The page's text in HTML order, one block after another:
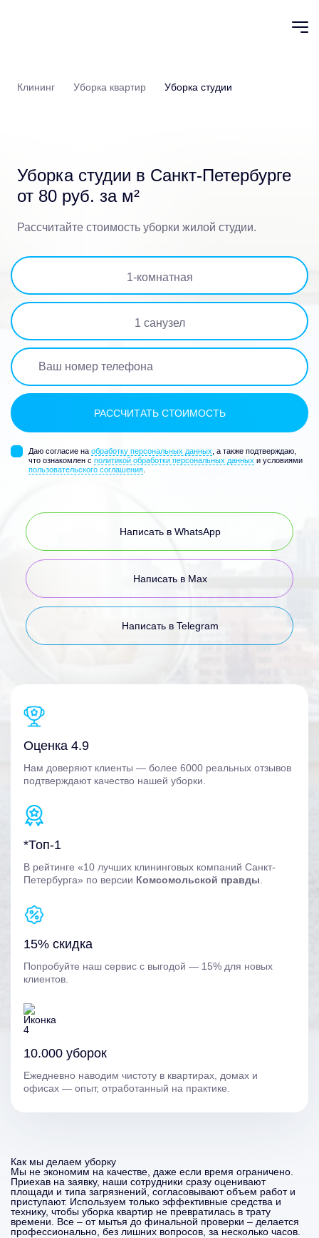
Клининг Уборка квартир Уборка студии
Уборка студии в Санкт-Петербурге
от 80 руб. за м²
Рассчитайте стоимость уборки жилой студии.
1-комнатная
1 санузел
Даю согласие на обработку персональных данных , а также подтверждаю,
что ознакомлен с политикой обработки персональных данных и условиями
пользовательского соглашения
Написать в WhatsApp
Написать в Max
Написать в Telegram
Оценка 4.9
Нам доверяют клиенты — более 6000 реальных отзывов
подтверждают качество нашей уборки.
*Топ-1
В рейтинге «10 лучших клининговых компаний Санкт-
Петербурга» по версии Комсомольской правды
15% скидка
Попробуйте наш сервис с выгодой — 15% для новых
клиентов.
10.000 уборок
Ежедневно наводим чистоту в квартирах, домах и
офисах — опыт, отработанный на практике.
Как мы делаем уборку
Мы не экономим на качестве, даже если время ограничено.
Приехав на заявку, наши сотрудники сразу оценивают
площади и типа загрязнений, согласовывают объем работ и
приступают. Используем только эффективные средства и
технику, чтобы уборка квартир не превратилась в трату
времени. Все – от мытья до финальной проверки – делается
профессионально, без лишних вопросов, за несколько часов.